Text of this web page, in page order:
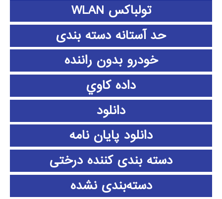
تولباکس WLAN
حد آستانه دسته بندی
خودرو بدون راننده
داده كاوي
دانلود
دانلود پايان نامه
دسته بندی کننده درختی
دسته‌بندی نشده